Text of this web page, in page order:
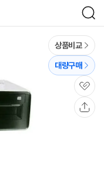
검
색
상품비교
대량구매
관
심